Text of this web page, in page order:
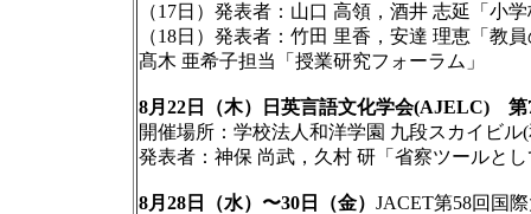
（17日）発表者：山口 高領，酒井 志延「小
（18日）発表者：竹田 里香，安達 理恵「教
髙木 亜希子担当「授業研究フォーラム」
8月22日（木）日英言語文化学会(AJELC) 第
開催場所：学校法人和洋学園 九段スカイビル
発表者：神保 尚武，久村 研「省察ツールと
8月28日（水）〜30日（金） JACET第58回国